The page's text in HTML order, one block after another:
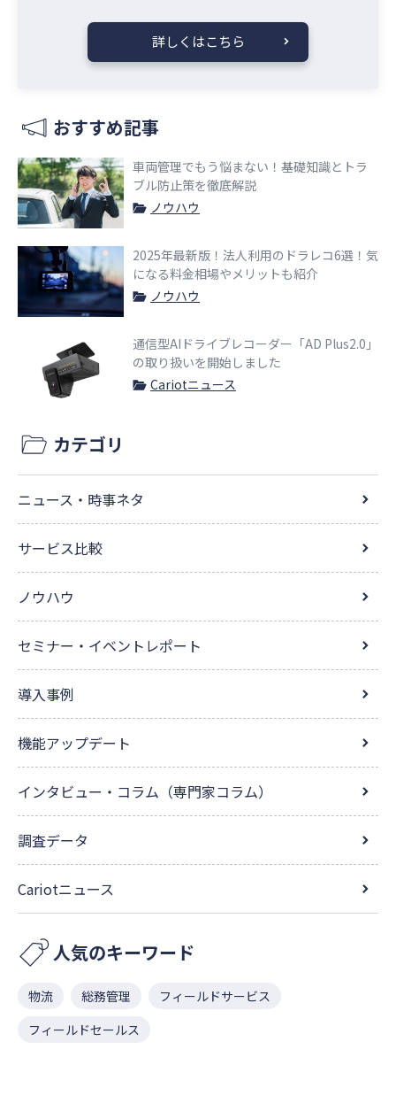
詳しくはこちら
おすすめ記事
車両管理でもう悩まない！基礎知識とトラ
ブル防止策を徹底解説
ノウハウ
2025年最新版！法人利用のドラレコ6選！気
になる料金相場やメリットも紹介
ノウハウ
通信型AIドライブレコーダー「AD Plus2.0」
の取り扱いを開始しました
Cariotニュース
カテゴリ
ニュース・時事ネタ
サービス比較
ノウハウ
セミナー・イベントレポート
導入事例
機能アップデート
インタビュー・コラム（専門家コラム）
調査データ
Cariotニュース
人気のキーワード
物流 総務管理
フィールドサービス
フィールドセールス